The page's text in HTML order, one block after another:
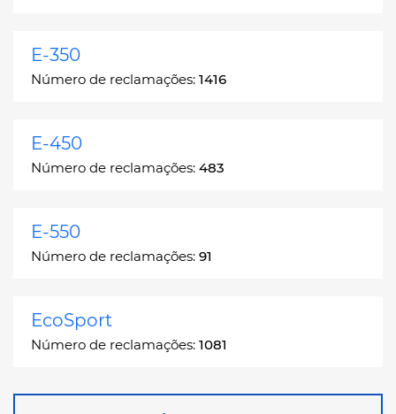
E-350
Número de reclamações: 1416
E-450
Número de reclamações: 483
E-550
Número de reclamações: 91
EcoSport
Número de reclamações: 1081